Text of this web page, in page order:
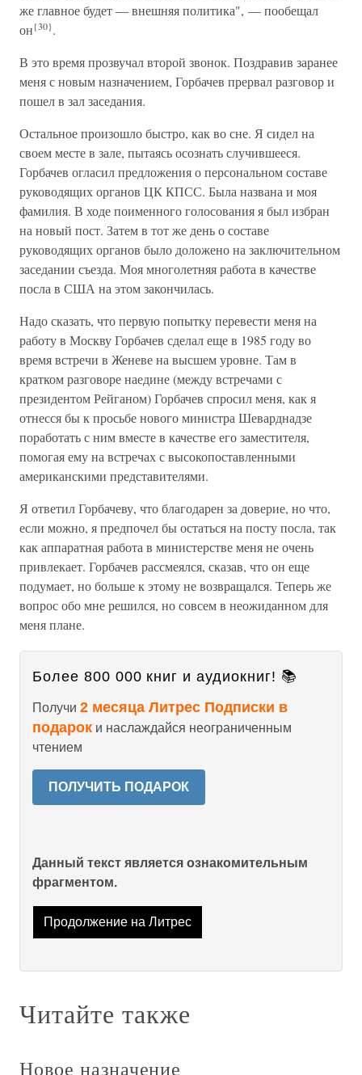
же главное будет — внешняя политика", — пообещал
он{30}.
В это время прозвучал второй звонок. Поздравив заранее
меня с новым назначением, Горбачев прервал разговор и
пошел в зал заседания.
Остальное произошло быстро, как во сне. Я сидел на
своем месте в зале, пытаясь осознать случившееся.
Горбачев огласил предложения о персональном составе
руководящих органов ЦК КПСС. Была названа и моя
фамилия. В ходе поименного голосования я был избран
на новый пост. Затем в тот же день о составе
руководящих органов было доложено на заключительном
заседании съезда. Моя многолетняя работа в качестве
посла в США на этом закончилась.
Надо сказать, что первую попытку перевести меня на
работу в Москву Горбачев сделал еще в 1985 году во
время встречи в Женеве на высшем уровне. Там в
кратком разговоре наедине (между встречами с
президентом Рейганом) Горбачев спросил меня, как я
отнесся бы к просьбе нового министра Шеварднадзе
поработать с ним вместе в качестве его заместителя,
помогая ему на встречах с высокопоставленными
американскими представителями.
Я ответил Горбачеву, что благодарен за доверие, но что,
если можно, я предпочел бы остаться на посту посла, так
как аппаратная работа в министерстве меня не очень
привлекает. Горбачев рассмеялся, сказав, что он еще
подумает, но больше к этому не возвращался. Теперь же
вопрос обо мне решился, но совсем в неожиданном для
меня плане.
Более 800 000 книг и аудиокниг! 📚
Получи 2 месяца Литрес Подписки в
подарок и наслаждайся неограниченным
чтением
ПОЛУЧИТЬ ПОДАРОК
Данный текст является ознакомительным
фрагментом.
Продолжение на Литрес
Читайте также
Новое назначение